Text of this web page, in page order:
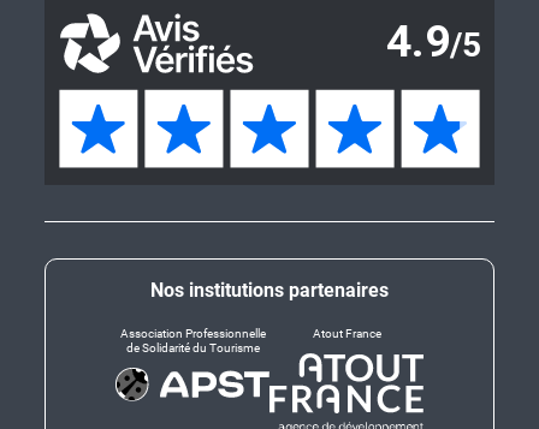
Nos institutions partenaires
Association Professionnelle
de Solidarité du Tourisme
Atout France